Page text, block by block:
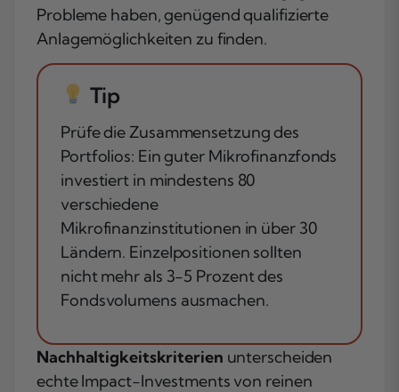
Probleme haben, genügend qualifizierte
Anlagemöglichkeiten zu finden.
Tip
Prüfe die Zusammensetzung des
Portfolios: Ein guter Mikrofinanzfonds
investiert in mindestens 80
verschiedene
Mikrofinanzinstitutionen in über 30
Ländern. Einzelpositionen sollten
nicht mehr als 3-5 Prozent des
Fondsvolumens ausmachen.
Nachhaltigkeitskriterien unterscheiden
echte Impact-Investments von reinen